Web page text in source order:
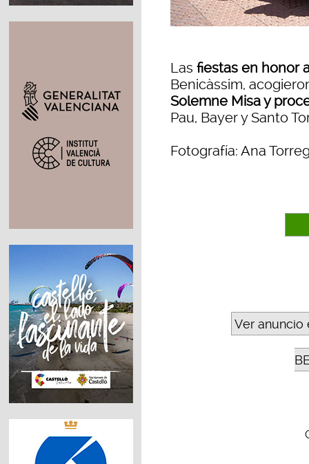
Las fiestas en honor
Benicàssim,
Solemne Misa y
Pau, Bayer y Santo
Fotografía: Ana
Ver anuncio